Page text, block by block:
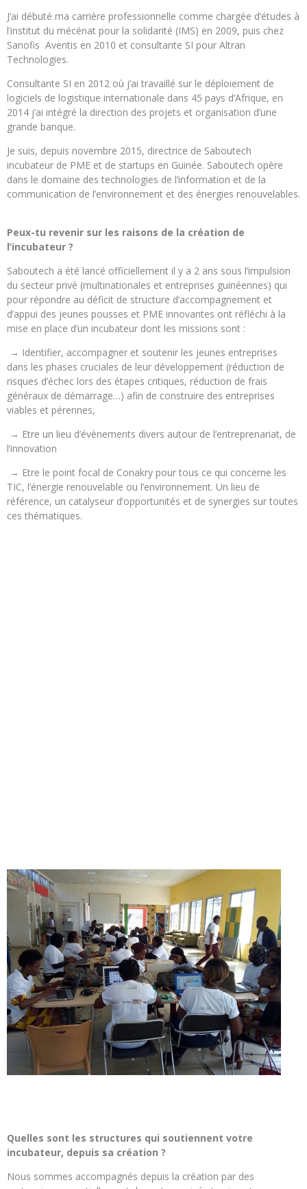
J’ai débuté ma carrière professionnelle comme chargée d’études à
l’institut du mécénat pour la solidarité (IMS) en 2009, puis chez
Sanofis Aventis en 2010 et consultante SI pour Altran
Technologies.
Consultante SI en 2012 où j’ai travaillé sur le déploiement de
logiciels de logistique internationale dans 45 pays d’Afrique, en
2014 j’ai intégré la direction des projets et organisation d’une
grande banque.
Je suis, depuis novembre 2015, directrice de Saboutech
incubateur de PME et de startups en Guinée. Saboutech opère
dans le domaine des technologies de l’information et de la
communication de l’environnement et des énergies renouvelables.
Peux-tu revenir sur les raisons de la création de
l’incubateur ?
Saboutech a été lancé officiellement il y a 2 ans sous l’impulsion
du secteur privé (multinationales et entreprises guinéennes) qui
pour répondre au déficit de structure d’accompagnement et
d’appui des jeunes pousses et PME innovantes ont réfléchi à la
mise en place d’un incubateur dont les missions sont :
→ Identifier, accompagner et soutenir les jeunes entreprises
dans les phases cruciales de leur développement (réduction de
risques d’échec lors des étapes critiques, réduction de frais
généraux de démarrage…) afin de construire des entreprises
viables et pérennes,
→ Etre un lieu d’évènements divers autour de l’entreprenariat, de
l’innovation
→ Etre le point focal de Conakry pour tous ce qui concerne les
TIC, l’énergie renouvelable ou l’environnement. Un lieu de
référence, un catalyseur d’opportunités et de synergies sur toutes
ces thématiques.
Quelles sont les structures qui soutiennent votre
incubateur, depuis sa création ?
Nous sommes accompagnés depuis la création par des